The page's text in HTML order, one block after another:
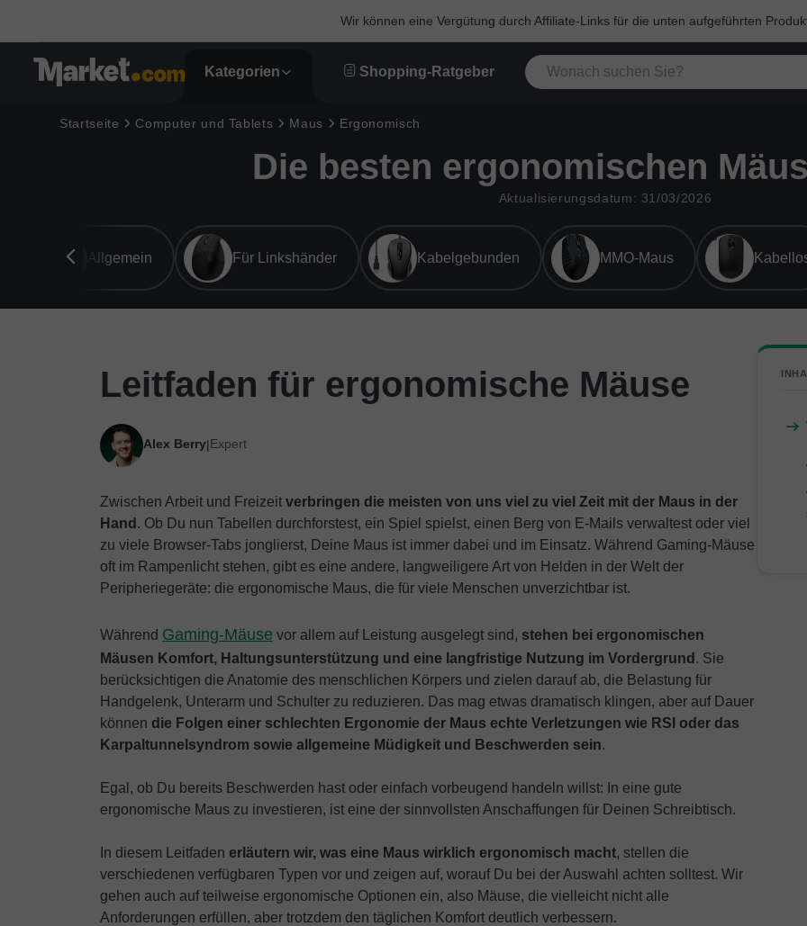
Wir können eine Vergütung durch Affiliate-Links für die unten aufgeführten
Kategorien Shopping-Ratgeber
Startseite Computer und Tablets Maus Ergonomisch
Die besten ergonomischen
Aktualisierungsdatum: 31/03/2026
Allgemein Für Linkshänder Kabelgebunden MMO-Maus
Leitfaden für ergonomische Mäuse
Alex Berry|Expert
Zwischen Arbeit und Freizeit verbringen die meisten von uns viel zu viel Zeit mit der Maus in der
Hand . Ob Du nun Tabellen durchforstest, ein Spiel spielst, einen Berg von E-Mails verwaltest oder viel
zu viele Browser-Tabs jonglierst, Deine Maus ist immer dabei und im Einsatz. Während Gaming-Mäuse
oft im Rampenlicht stehen, gibt es eine andere, langweiligere Art von Helden in der Welt der
Peripheriegeräte: die ergonomische Maus, die für viele Menschen unverzichtbar ist.
Während Gaming-Mäuse vor allem auf Leistung ausgelegt sind, stehen bei ergonomischen
Mäusen Komfort, Haltungsunterstützung und eine langfristige Nutzung im Vordergrund . Sie
berücksichtigen die Anatomie des menschlichen Körpers und zielen darauf ab, die Belastung für
Handgelenk, Unterarm und Schulter zu reduzieren. Das mag etwas dramatisch klingen, aber auf Dauer
können die Folgen einer schlechten Ergonomie der Maus echte Verletzungen wie RSI oder das
Karpaltunnelsyndrom sowie allgemeine Müdigkeit und Beschwerden sein.
Egal, ob Du bereits Beschwerden hast oder einfach vorbeugend handeln willst: In eine gute
ergonomische Maus zu investieren, ist eine der sinnvollsten Anschaffungen für Deinen Schreibtisch.
In diesem Leitfaden erläutern wir, was eine Maus wirklich ergonomisch macht, stellen die
verschiedenen verfügbaren Typen vor und zeigen auf, worauf Du bei der Auswahl achten solltest. Wir
gehen auch auf teilweise ergonomische Optionen ein, also Mäuse, die vielleicht nicht alle
Anforderungen erfüllen, aber trotzdem den täglichen Komfort deutlich verbessern.